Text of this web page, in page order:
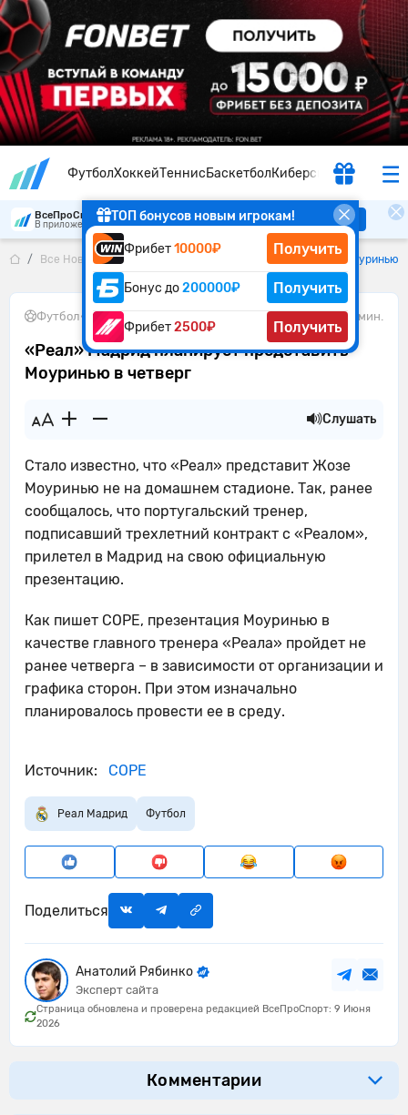
ФутболХоккейТеннисБаскетболКиберспорт
ТОП бонусов новым игрокам!
Фрибет10000₽ Получить
Бонус до200000₽ Получить
Фрибет2500₽ Получить
ВсеПроСпорт
В приложении удобнее Скачать
Все Новости «Реал» Мадрид планирует представить Моуринью
Футбол• 09.06.2026 1 мин.
«Реал» Мадрид планирует представить
Моуринью в четверг
Слушать
Стало известно, что «Реал» представит Жозе
Моуринью не на домашнем стадионе. Так, ранее
сообщалось, что португальский тренер,
подписавший трехлетний контракт с «Реалом»,
прилетел в Мадрид на свою официальную
презентацию.
Как пишет COPE, презентация Моуринью в
качестве главного тренера «Реала» пройдет не
ранее четверга – в зависимости от организации и
графика сторон. При этом изначально
планировалось провести ее в среду.
Источник: COPE
Реал Мадрид Футбол
Поделиться
Анатолий Рябинко
Эксперт сайта
Страница обновлена и проверена редакцией ВсеПроСпорт: 9 Июня
2026
Комментарии